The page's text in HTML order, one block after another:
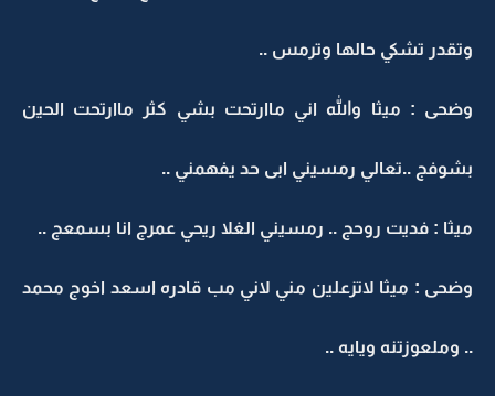
وتقدر تشكي حالها وترمس ..
وضحى : ميثا والله اني ماارتحت بشي كثر ماارتحت الحين
بشوفج ..تعالي رمسيني ابى حد يفهمني ..
ميثا : فديت روحج .. رمسيني الغلا ريحي عمرج انا بسمعج ..
وضحى : ميثا لاتزعلين مني لاني مب قادره اسعد اخوج محمد
.. وملعوزتنه ويايه ..